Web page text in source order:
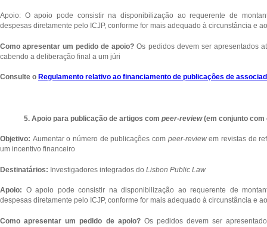
Apoio: O apoio pode consistir na disponibilização ao requerente de
despesas diretamente pelo ICJP, conforme for mais adequado à circunstância e
Como apresentar um pedido de apoio? Os pedidos devem ser apresentados
cabendo a deliberação final a um júri
Consulte o Regulamento relativo ao financiamento de publicações de
5. Apoio para publicação de artigos com peer-review(em conjunto com
Objetivo: Aumentar o número de publicações com peer-reviewem revistas de
um incentivo financeiro
Destinatários: Investigadores integrados do Lisbon Public Law
Apoio: O apoio pode consistir na disponibilização ao requerente de
despesas diretamente pelo ICJP, conforme for mais adequado à circunstância e
Como apresentar um pedido de apoio? Os pedidos devem ser